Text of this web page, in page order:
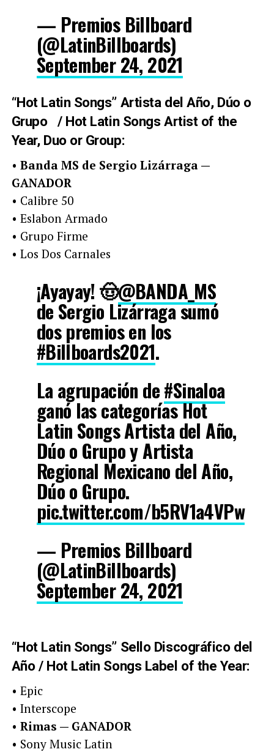
— Premios Billboard
(@LatinBillboards)
September 24, 2021
“Hot Latin Songs” Artista del Año, Dúo o
Grupo / Hot Latin Songs Artist of the
Year, Duo or Group:
• Banda MS de Sergio Lizárraga —
GANADOR
• Calibre 50
• Eslabon Armado
• Grupo Firme
• Los Dos Carnales
¡Ayayay! 🤠@BANDA_MS
de Sergio Lizárraga sumó
dos premios en los
#Billboards2021.
La agrupación de#Sinaloa
ganó las categorías Hot
Latin Songs Artista del Año,
Dúo o Grupo y Artista
Regional Mexicano del Año,
Dúo o Grupo.
pic.twitter.com/b5RV1a4VPw
— Premios Billboard
(@LatinBillboards)
September 24, 2021
“Hot Latin Songs” Sello Discográfico del
Año / Hot Latin Songs Label of the Year:
• Epic
• Interscope
• Rimas — GANADOR
• Sony Music Latin